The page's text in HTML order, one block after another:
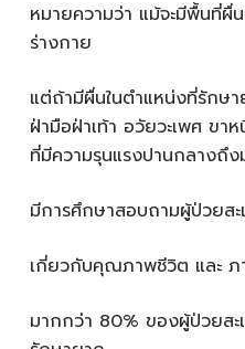
หมายความว่า แม้จะมีพื้นที่ผื่
ร่างกาย
แต่ถ้ามีผื่นในตำแหน่งที่รักษ
ฝ่ามือฝ่าเท้า อวัยวะเพศ ขา
ที่มีความรุนแรงปานกลางถึง
มีการศึกษาสอบถามผู้ป่วยส
เกี่ยวกับคุณภาพชีวิต และ ภ
มากกว่า 80% ของผู้ป่วยสะ